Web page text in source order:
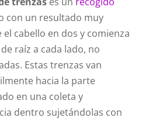
con un resultado muy
cabello en dos y comienza
raíz a cada lado, no
Estas trenzas van
hacia la parte
en una coleta y
dentro sujetándolas con